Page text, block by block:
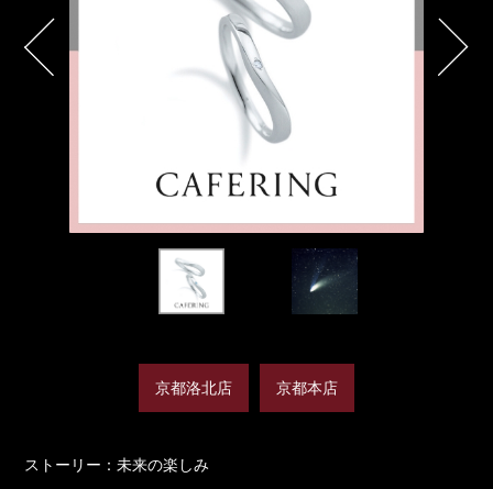
京都洛北店 京都本店
ストーリー：未来の楽しみ